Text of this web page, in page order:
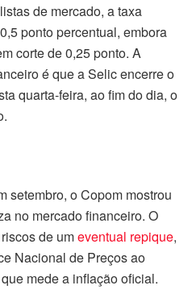
de mercado, a taxa
ponto percentual, embora
corte de 0,25 ponto. A
é que a Selic encerre o
quarta-feira, ao fim do dia, o
setembro, o Copom mostrou
no mercado financeiro. O
de umeventual repique,
Nacional de Preços ao
mede a inflação oficial.